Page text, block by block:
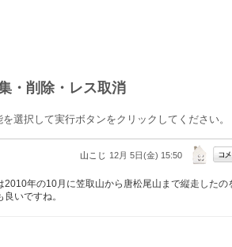
・削除・レス取消
選択して実行ボタンをクリックしてください。
山こじ 12月 5日(金) 15:50
2010年の10月に笠取山から唐松尾山まで縦走したの
いですね。